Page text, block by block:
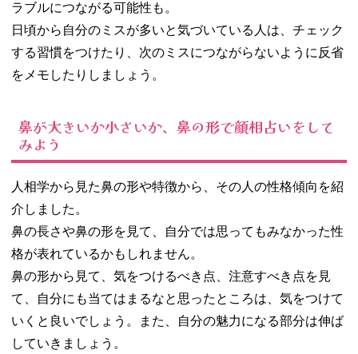
ラブルにつながる可能性も。
日頃から自分のミスが多いと気づいている人は、チェック
する習慣をつけたり、次のミスにつながらないように反省
をメモしたりしましょう。
鼻が大きいか小さいか、鼻の形で顔相占いをして
みよう
人相学から見た鼻の形や特徴から、その人の性格傾向を紹
介しました。
鼻の長さや鼻の形を見て、自分では思ってもみなかった性
格が表れているかもしれません。
鼻の形から見て、気をつけるべき点、注意すべき点を見
て、自分にも当てはまるなと思ったところは、気をつけて
いくと良いでしょう。また、自分の魅力になる部分は伸ば
していきましょう。